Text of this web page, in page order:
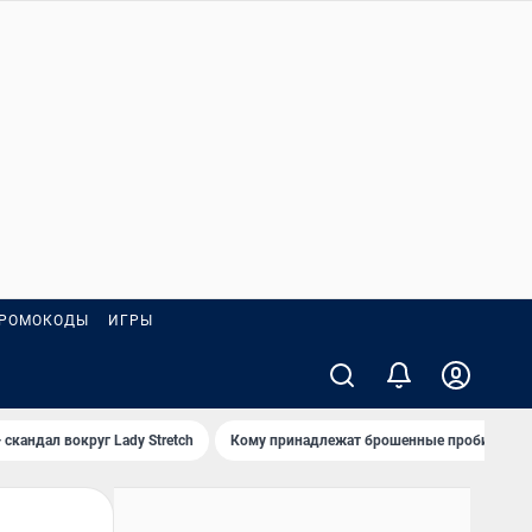
ИГРЫ
вокруг Lady Stretch Кому принадлежат брошенные пробирки?